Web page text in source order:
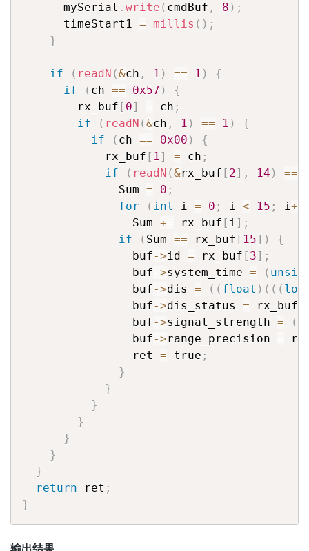
      mySerial
. write ( cmdBuf , 8 ) ;
      timeStart1
= millis ( ) ;
}
if ( readN (&ch , 1 ) == 1 )
{
if
( ch == 0x57 )
{
        rx_buf
[ 0] = ch ;
if
( readN (&ch , 1 ) == 1 )
{
if
( ch == 0x00 )
{
            rx_buf
[ 1] = ch ;
if
( readN (&rx_buf [ 2] , 14 ) ==
              Sum
= 0 ;
for
( int i = 0 ; i < 15 ; i++
                Sum
+= rx_buf [ i] ;
if
( Sum == rx_buf [ 15] )
{
                buf
->id = rx_buf [ 3] ;
                buf
->system_time = (
                buf
->dis = ( ( float ) ( ( (
                buf
->dis_status = rx_buf
                buf
->signal_strength = (
                buf
->range_precision =
                ret
= true ;
}
}
}
}
}
}
}
return ret ;
}